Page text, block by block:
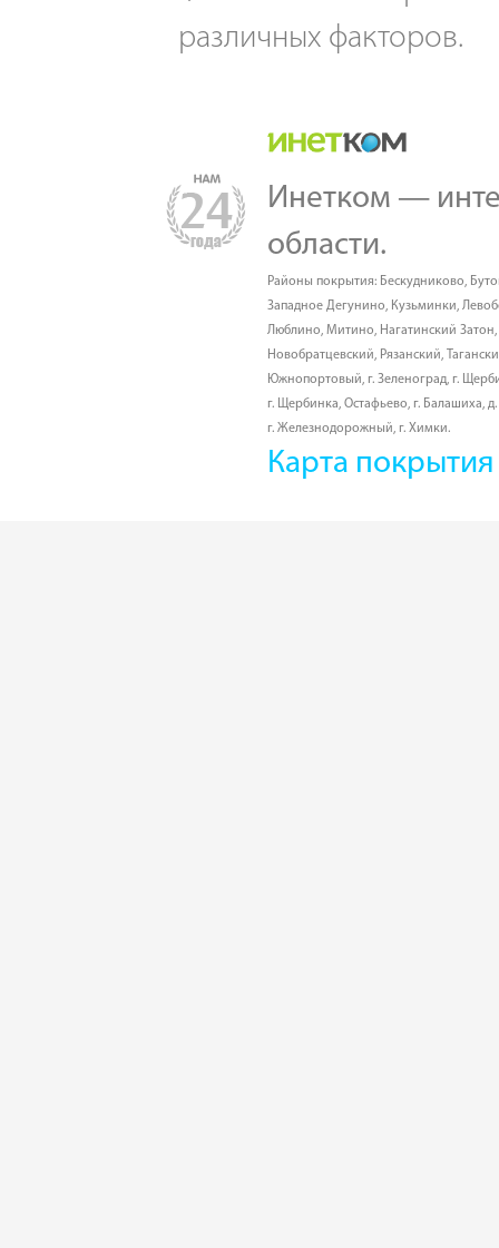
различных факторов.
Инетком —
области.
Районы покрытия: Бескудниково,
Западное Дегунино, Кузьминки,
Люблино, Митино, Нагатинский Затон,
Новобратцевский, Рязанский,
Южнопортовый, г. Зеленоград, г.
г. Щербинка, Остафьево, г. Балашиха,
г. Железнодорожный, г. Химки.
Карта